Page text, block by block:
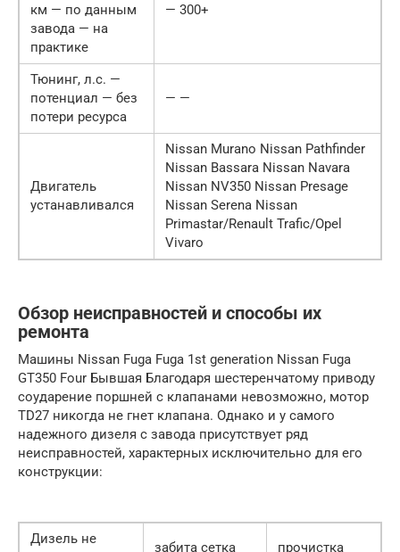
км — по данным
завода — на
практике
— 300+
Тюнинг, л.с. —
потенциал — без
потери ресурса
— —
Двигатель
устанавливался
Nissan Murano Nissan Pathfinder
Nissan Bassara Nissan Navara
Nissan NV350 Nissan Presage
Nissan Serena Nissan
Primastar/Renault Trafic/Opel
Vivaro
Обзор неисправностей и способы их
ремонта
Машины Nissan Fuga Fuga 1st generation Nissan Fuga
GT350 Four Бывшая Благодаря шестеренчатому приводу
соударение поршней с клапанами невозможно, мотор
TD27 никогда не гнет клапана. Однако и у самого
надежного дизеля с завода присутствует ряд
неисправностей, характерных исключительно для его
конструкции:
Дизель не
забита сетка прочистка